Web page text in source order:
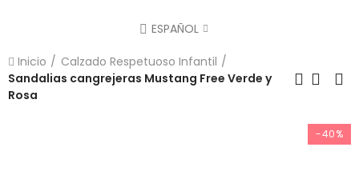
ESPAÑOL
Inicio
Calzado Respetuoso Infantil
Sandalias cangrejeras Mustang Free Verde y
Rosa
-40%